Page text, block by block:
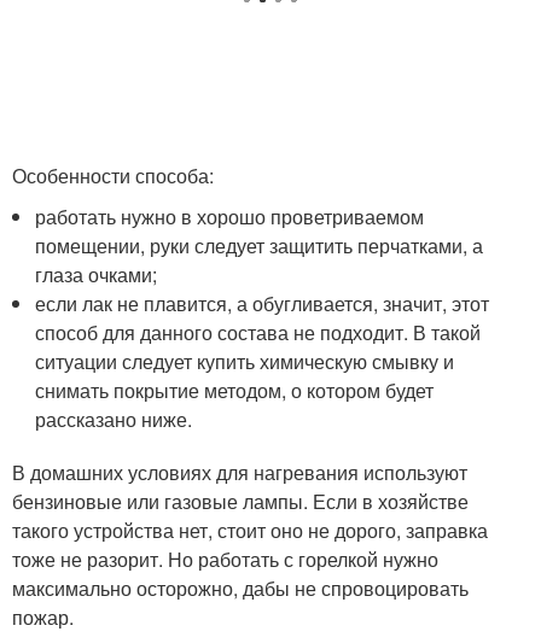
Особенности способа:
работать нужно в хорошо проветриваемом
помещении, руки следует защитить перчатками, а
глаза очками;
если лак не плавится, а обугливается, значит, этот
способ для данного состава не подходит. В такой
ситуации следует купить химическую смывку и
снимать покрытие методом, о котором будет
рассказано ниже.
В домашних условиях для нагревания используют
бензиновые или газовые лампы. Если в хозяйстве
такого устройства нет, стоит оно не дорого, заправка
тоже не разорит. Но работать с горелкой нужно
максимально осторожно, дабы не спровоцировать
пожар.